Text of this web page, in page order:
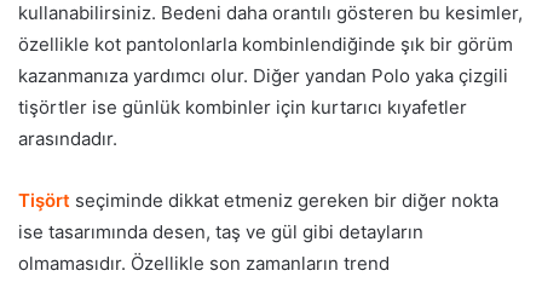
kullanabilirsiniz. Bedeni daha orantılı gösteren bu kesimler,
özellikle kot pantolonlarla kombinlendiğinde şık bir görüm
kazanmanıza yardımcı olur. Diğer yandan Polo yaka çizgili
tişörtler ise günlük kombinler için kurtarıcı kıyafetler
arasındadır.
Tişört seçiminde dikkat etmeniz gereken bir diğer nokta
ise tasarımında desen, taş ve gül gibi detayların
olmamasıdır. Özellikle son zamanların trend